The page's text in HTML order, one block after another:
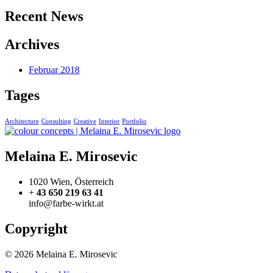
Recent News
Archives
Februar 2018
Tages
Architecture Consulting Creative Interior Portfolio
Melaina E. Mirosevic
1020 Wien, Österreich
+ 43 650 219 63 41
info@farbe-wirkt.at
Copyright
© 2026 Melaina E. Mirosevic